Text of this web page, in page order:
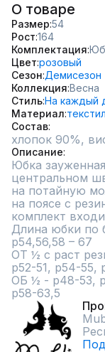
О товаре
Размер 54
Рост 164
Комплектация
Цвет розовый
Сезон Демисезон
Коллекция Весна
СтильНа каждый
Материал
Состав
хлопок 90%,
Описание
Юбка
центральном
на потайную
на поясе с
комплект
Длина юбки по
р54,56,58 – 67
ОТ ½ с раст
р52-51, р54-55,
ОБ ½ - р48-53,
р58-63,5